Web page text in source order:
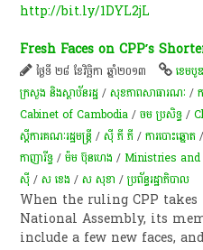
http://bit.ly/1DYL2jL
Fresh Faces on CPP’s
ថ្ងៃទី ២៨ ខែវិច្ឆិកា ឆ្នាំ២០១៣ ខេមបូ
ក្រសួង និងស្ថាប័នរដ្ឋ /សុខ​ភាព​សា​ធា​រណៈ /
Cabinet of Cambodia /ចម ប្រសិទ្ធ/
ស្តីការគណៈរដ្ឋមន្រ្តី /ស៊ី ភី ភី /ការបោះឆ្នោត
កាញារីទ្ធ /ម៉ម ប៊ុនហេង /Ministries
ស៊ី /ស ខេង /ស សុខា /ប្រព័ន្ធរដ្ឋាភិបាល
When the ruling CPP
National Assembly, its
include a few new faces,